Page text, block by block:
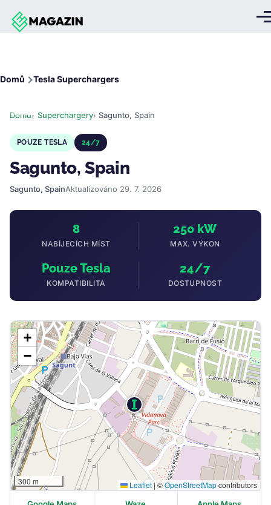
Přejít k hlavnímu obsahu
Domů Tesla Superchargers
Domů Superchargery Sagunto, Spain
POUZE TESLA 24/7
Sagunto, Spain
Sagunto, SpainAktualizováno 29. 7. 2026
8
NABÍJECÍCH MÍST
250 kW
MAX. VÝKON
Pouze Tesla
KOMPATIBILITA
24/7
DOSTUPNOST
+
−
300 m Leaflet | ©OpenStreetMapcontributors